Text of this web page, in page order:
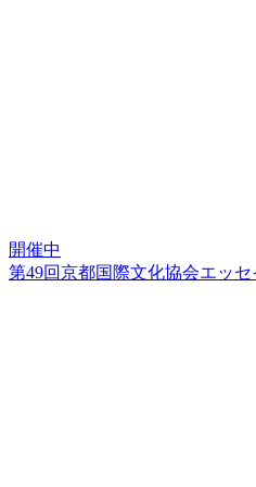
開催中
第49回京都国際文化協会エッ